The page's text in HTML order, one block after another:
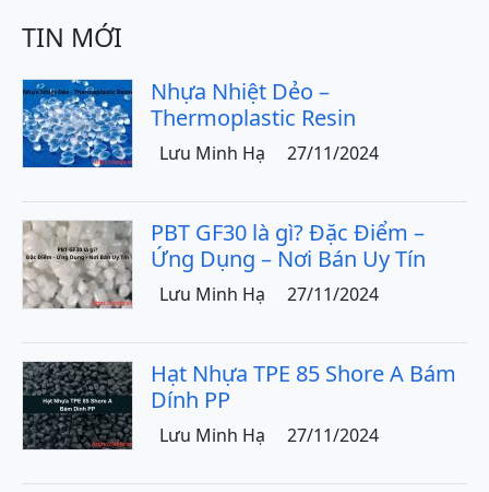
TIN MỚI
Nhựa Nhiệt Dẻo –
Thermoplastic Resin
Lưu Minh Hạ 27/11/2024
PBT GF30 là gì? Đặc Điểm –
Ứng Dụng – Nơi Bán Uy Tín
Lưu Minh Hạ 27/11/2024
Hạt Nhựa TPE 85 Shore A Bám
Dính PP
Lưu Minh Hạ 27/11/2024